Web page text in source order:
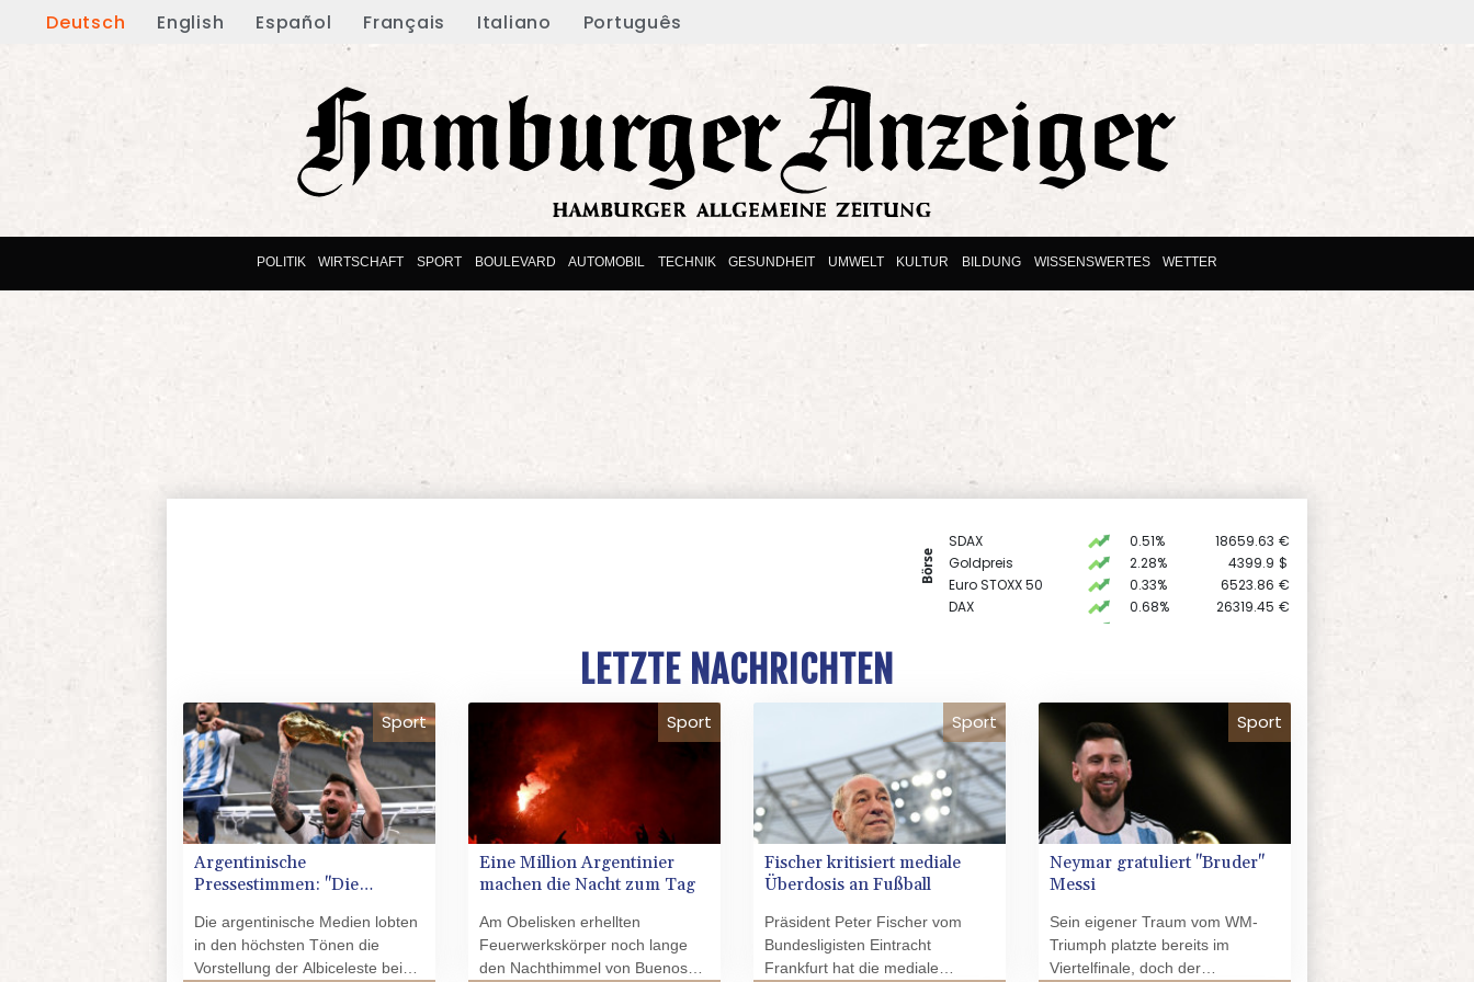
Deutsch English Español Français Italiano Português
POLITIK WIRTSCHAFT SPORT BOULEVARD AUTOMOBIL TECHNIK GESUNDHEIT UMWELT KULTUR BILDUNG WISSENSWERTES WETTER
Börse
SDAX 0.51% 18659.63 €
Goldpreis
2.28% 4399.9 $
Euro STOXX 50
0.33% 6523.86 €
DAX
0.68% 26319.45 €
LETZTE NACHRICHTEN
Sport
Argentinische
Pressestimmen: "Die
Die argentinische Medien lobten
in den höchsten Tönen die
Vorstellung der Albiceleste beim
Sport
Eine Million Argentinier
machen die Nacht zum Tag
Am Obelisken erhellten
Feuerwerkskörper noch lange
den Nachthimmel von Buenos
Sport
Fischer kritisiert mediale
Überdosis an Fußball
Präsident Peter Fischer vom
Bundesligisten Eintracht
Frankfurt hat die mediale
Sport
Neymar gratuliert "Bruder"
Messi
Sein eigener Traum vom WM-
Triumph platzte bereits im
Viertelfinale, doch der